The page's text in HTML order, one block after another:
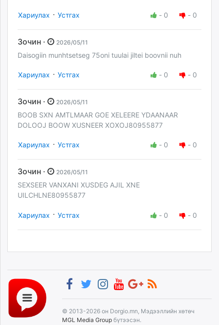
Хариулах · Устгах - 0 - 0
Зочин · 2026/05/11
Daisogiin munhtsetseg 75oni tuulai jiltei boovnii nuh
Хариулах · Устгах - 0 - 0
Зочин · 2026/05/11
BOOB SXN AMTLMAAR GOE XELEERE YDAANAAR
DOLOOJ BOOW XUSNEER XOXOJ80955877
Хариулах · Устгах - 0 - 0
Зочин · 2026/05/11
SEXSEER VANXANI XUSDEG AJIL XNE
UILCHLNE80955877
Хариулах · Устгах - 0 - 0
© 2013-2026 он Dorgio.mn, Мэдээллийн хөтөч
MGL Media Group бүтээсэн.